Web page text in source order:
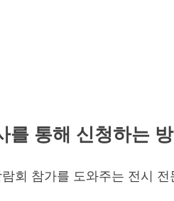
를 통해 신청하는 방
회 참가를 도와주는 전시